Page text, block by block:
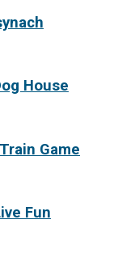
House
Game
Fun